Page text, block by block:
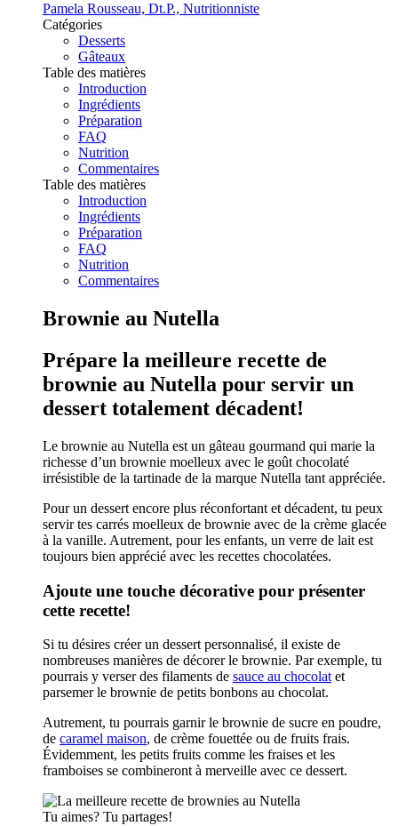
Pamela Rousseau, Dt.P., Nutritionniste
Catégories
Desserts
Gâteaux
Table des matières
Introduction
Ingrédients
Préparation
FAQ
Nutrition
Commentaires
Table des matières
Introduction
Ingrédients
Préparation
FAQ
Nutrition
Commentaires
Brownie au Nutella
Prépare la meilleure recette de
brownie au Nutella pour servir un
dessert totalement décadent!
Le brownie au Nutella est un gâteau gourmand qui marie la
richesse d’un brownie moelleux avec le goût chocolaté
irrésistible de la tartinade de la marque Nutella tant appréciée.
Pour un dessert encore plus réconfortant et décadent, tu peux
servir tes carrés moelleux de brownie avec de la crème glacée
à la vanille. Autrement, pour les enfants, un verre de lait est
toujours bien apprécié avec les recettes chocolatées.
Ajoute une touche décorative pour présenter
cette recette!
Si tu désires créer un dessert personnalisé, il existe de
nombreuses manières de décorer le brownie. Par exemple, tu
pourrais y verser des filaments de sauce au chocolat et
parsemer le brownie de petits bonbons au chocolat.
Autrement, tu pourrais garnir le brownie de sucre en poudre,
de caramel maison, de crème fouettée ou de fruits frais.
Évidemment, les petits fruits comme les fraises et les
framboises se combineront à merveille avec ce dessert.
Tu aimes? Tu partages!